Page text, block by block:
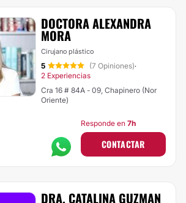
DOCTORA ALEXANDRA
MORA
Cirujano plástico
5 (7 Opiniones)·
2 Experiencias
Cra 16 # 84A - 09, Chapinero (Nor
Oriente)
Responde en 7h
CONTACTAR
DRA. CATALINA GUZMAN